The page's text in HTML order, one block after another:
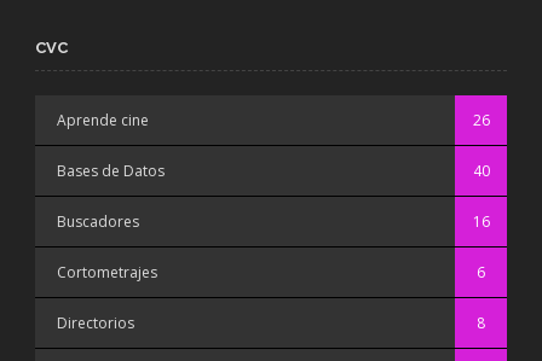
CVC
Aprende cine 26
Bases de Datos 40
Buscadores 16
Cortometrajes 6
Directorios 8